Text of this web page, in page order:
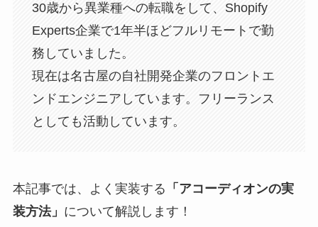
30歳から異業種への転職をして、Shopify
Experts企業で1年半ほどフルリモートで勤
務していました。
現在は名古屋の自社開発企業のフロントエ
ンドエンジニアしています。フリーランス
としても活動しています。
本記事では、よく実装する 「アコーディオンの実
装方法」 について解説します！